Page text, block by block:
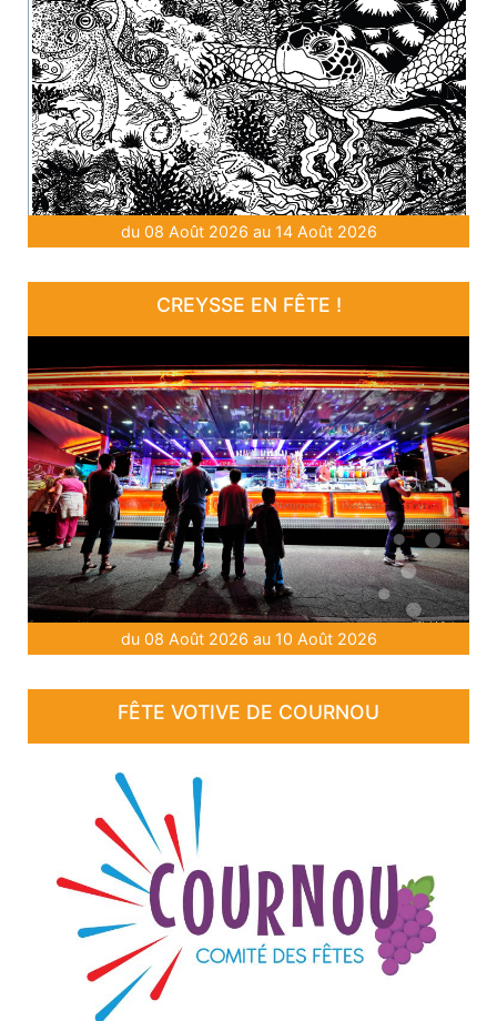
du 08 Août 2026 au 14 Août 2026
CREYSSE EN FÊTE !
du 08 Août 2026 au 10 Août 2026
FÊTE VOTIVE DE COURNOU